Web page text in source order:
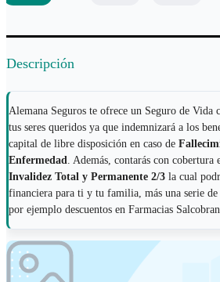
Descripción
Alemana Seguros te ofrece un Seguro de Vida
tus seres queridos ya que indemnizará a los
capital de libre disposición en caso de
Enfermedad. Además, contarás con cobertura
Invalidez Total y Permanente 2/3 la cual
financiera para ti y tu familia, más una serie
por ejemplo descuentos en Farmacias